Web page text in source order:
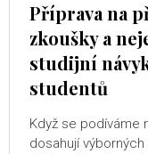
Příprava na
zkoušky a
studijní
studentů
Když se podíváme
dosahují výborných